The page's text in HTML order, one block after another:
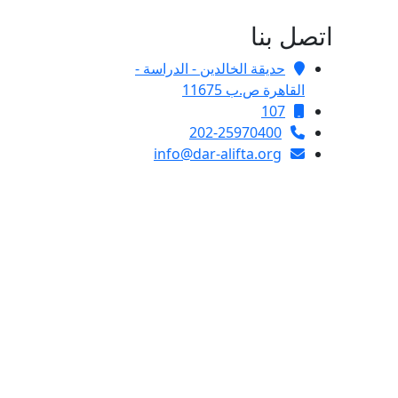
اتصل بنا
حديقة الخالدين - الدراسة -
القاهرة ص.ب 11675
107
202-25970400
info@dar-alifta.org